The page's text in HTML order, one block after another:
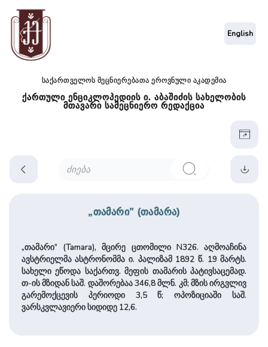
საქართველოს მეცნიერებათა ეროვნული აკადემია
ქართული ენციკლოპედიის ი. აბაშიძის სახელობის
მთავარი სამეცნიერო რედაქცია
English
„თამარი” (თამარა)
„თამარი” (Tamara), მცირე ცთომილი N326. აღმოაჩინა
ავსტრიელმა ასტრონომმა ი. პალიზამ 1892 წ. 19 მარტს.
სახელი ეწოდა საქართვ. მეფის თამარის პატივსაცემად.
თ-ის მზიდან საშ. დაშორებაა 346,8 მლნ. კმ; მზის ირგვლივ
გარემოქცევის პერიოდი 3,5 წ; ოპოზიციაში საშ.
ვარსკვლავიერი სიდიდე 12,6.